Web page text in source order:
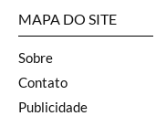
MAPA DO SITE
Sobre
Contato
Publicidade